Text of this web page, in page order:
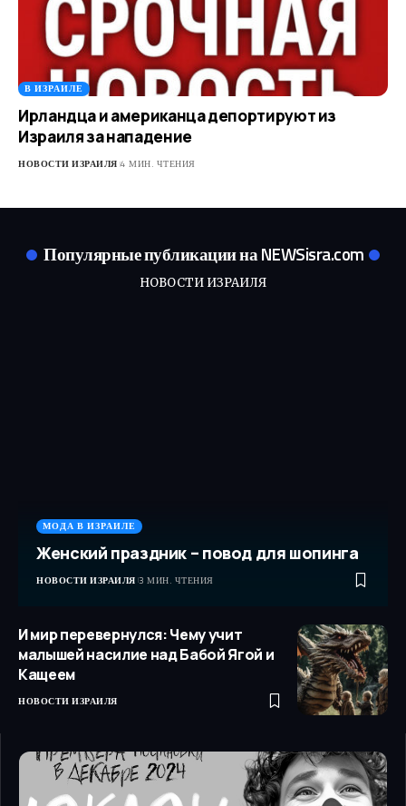
В ИЗРАИЛЕ
Ирландца и американца депортируют из
Израиля за нападение
НОВОСТИ ИЗРАИЛЯ 4 МИН. ЧТЕНИЯ
Популярные публикации на NEWSisra.com
НОВОСТИ ИЗРАИЛЯ
МОДА В ИЗРАИЛЕ
Женский праздник – повод для шопинга
НОВОСТИ ИЗРАИЛЯ 3 МИН. ЧТЕНИЯ
И мир перевернулся: Чему учит
малышей насилие над Бабой Ягой и
Кащеем
НОВОСТИ ИЗРАИЛЯ